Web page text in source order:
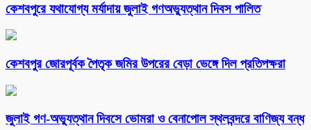
কেশবপুরে যথাযোগ্য মর্যাদায় জুলাই গণঅভ্যুত্থান দিবস পালিত
কেশবপুর জোরপূর্বক পৈতৃক জমির উপরের বেড়া ভেঙ্গে দিল প্রতিপক্ষরা
‎জুলাই গণ-অভ্যুত্থান দিবসে ভোমরা ও বেনাপোল স্থলবন্দরে বাণিজ্য বন্ধ